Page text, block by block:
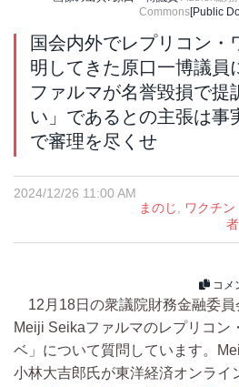
Commons[Public
国会内外でレプリコン・
明してきた原口一博議員
ファルマが名誉毀損で提
い」であるとの主張は事
で審理を尽くせ
2024/12/26 11:00 AM
まのじ, ワクチン
コメ
12月18日の衆議院財務金融委員
Meiji Seikaファルマのレプリコン
ベ」について質問しています。
小林大吉郎氏が東洋経済オンライ